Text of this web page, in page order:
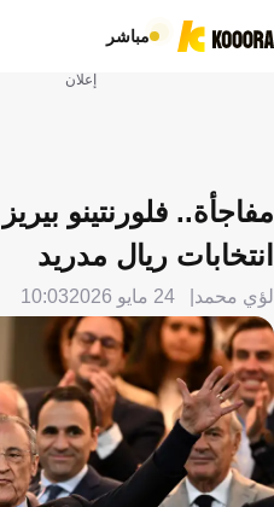
مباشر
إعلان
مفاجأة.. فلورنتينو
انتخابات ريال مدريد
لؤي محمد 24 مايو 2026 10:03